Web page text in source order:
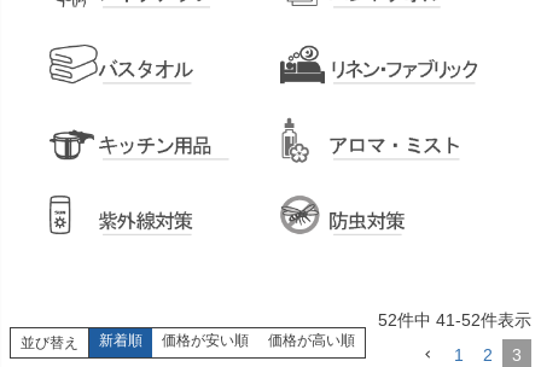
並び替え 新着順 価格が安い順 価格が高い順
52件中 41-52件表示
1
2 3